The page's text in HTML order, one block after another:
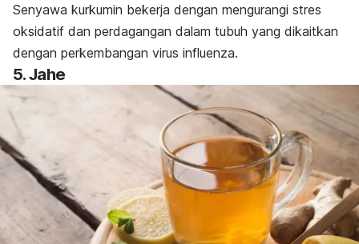
Senyawa kurkumin bekerja dengan mengurangi stres
oksidatif dan perdagangan dalam tubuh yang dikaitkan
dengan perkembangan virus influenza.
5. Jahe